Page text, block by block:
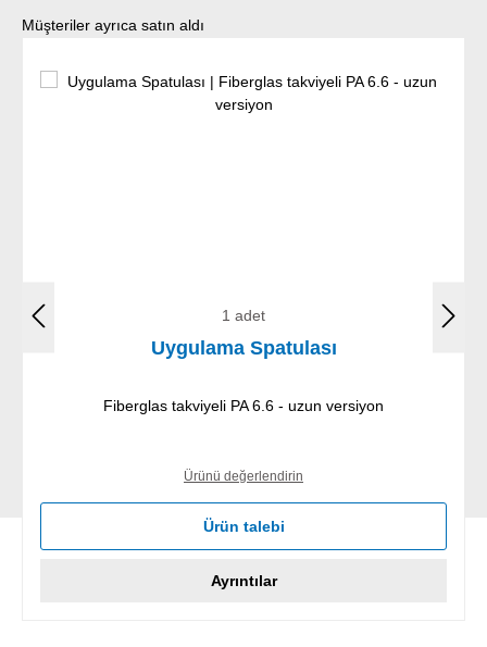
Ürün galerisini atla
Müşteriler ayrıca satın aldı
1 adet
Uygulama Spatulası
Fiberglas takviyeli PA 6.6 - uzun versiyon
Ürünü değerlendirin
Ürün talebi
Ayrıntılar